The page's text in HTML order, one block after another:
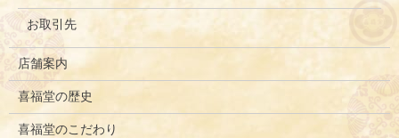
お取引先
店舗案内
喜福堂の歴史
喜福堂のこだわり